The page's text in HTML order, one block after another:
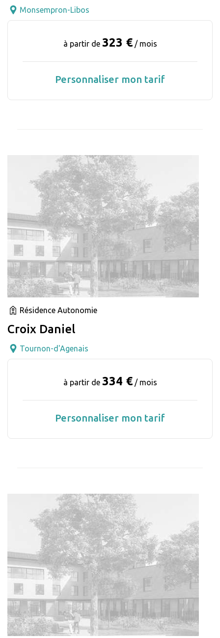
Monsempron-Libos
à partir de 323 € / mois
Personnaliser mon tarif
Résidence Autonomie
Croix Daniel
Tournon-d'Agenais
à partir de 334 € / mois
Personnaliser mon tarif